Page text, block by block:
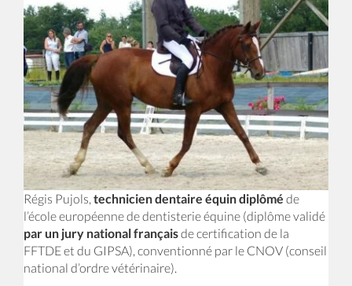
Régis Pujols, technicien dentaire équin diplômé de
l’école européenne de dentisterie équine (diplôme validé
par un jury national françaisde certification de la
FFTDE et du GIPSA), conventionné par le CNOV (conseil
national d’ordre vétérinaire).